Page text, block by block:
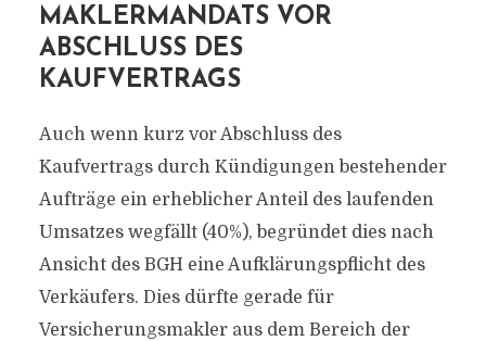
MAKLERMANDATS VOR
ABSCHLUSS DES
KAUFVERTRAGS
Auch wenn kurz vor Abschluss des
Kaufvertrags durch Kündigungen bestehender
Aufträge ein erheblicher Anteil des laufenden
Umsatzes wegfällt (40%), begründet dies nach
Ansicht des BGH eine Aufklärungspflicht des
Verkäufers. Dies dürfte gerade für
Versicherungsmakler aus dem Bereich der